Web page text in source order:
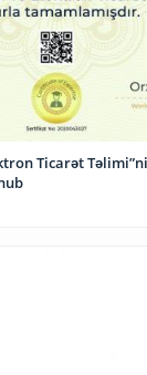
Ticarət